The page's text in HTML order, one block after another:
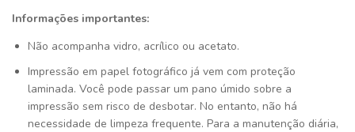
Informações importantes:
Não acompanha vidro, acrílico ou acetato.
Impressão em papel fotográfico já vem com proteção
laminada. Você pode passar um pano úmido sobre a
impressão sem risco de desbotar. No entanto, não há
necessidade de limpeza frequente. Para a manutenção diária,